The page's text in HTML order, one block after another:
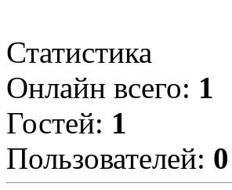
Статистика
Онлайн всего: 1
Гостей: 1
Пользователей: 0